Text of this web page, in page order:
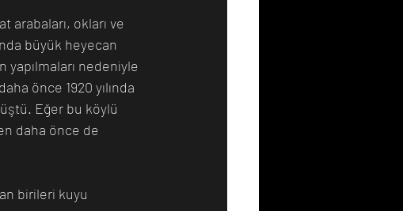
arabaları, okları ve
büyük heyecan
yapılmaları nedeniyle
önce 1920 yılında
Eğer bu köylü
daha önce de
birileri kuyu